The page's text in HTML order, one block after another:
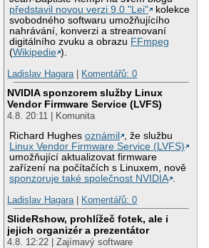
představil novou verzi 9.0 "Lei"
kolekce
svobodného softwaru umožňujícího
nahrávání, konverzi a streamovaní
digitálního zvuku a obrazu FFmpeg
(Wikipedie ).
Ladislav Hagara| Komentářů: 0
NVIDIA sponzorem služby Linux
Vendor Firmware Service (LVFS)
4.8. 20:11 | Komunita
Richard Hughesoznámil
, že službu
Linux Vendor Firmware Service (LVFS)
umožňující aktualizovat firmware
zařízení na počítačích s Linuxem, nově
sponzoruje také společnost NVIDIA .
Ladislav Hagara| Komentářů: 0
SlideRshow, prohlížeč fotek, ale i
jejich organizér a prezentátor
4.8. 12:22 | Zajímavý software